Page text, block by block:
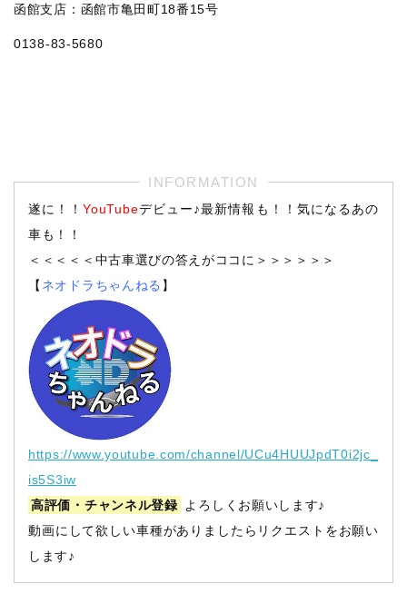
函館支店：函館市亀田町18番15号
0138-83-5680
遂に！！YouTubeデビュー♪最新情報も！！気になるあの
車も！！
＜＜＜＜＜中古車選びの答えがココに＞＞＞＞＞＞
【 ネオドラちゃんねる 】
https://www.youtube.com/channel/UCu4HUUJpdT0i2jc_
is5S3iw
高評価・チャンネル登録
よろしくお願いします♪
動画にして欲しい車種がありましたらリクエストをお願い
します♪